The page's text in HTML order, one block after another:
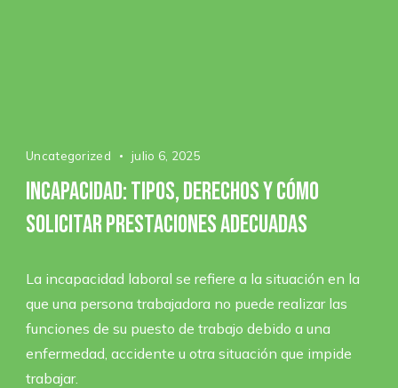
Uncategorized julio 6, 2025
Incapacidad: tipos, derechos y cómo
solicitar prestaciones adecuadas
La incapacidad laboral se refiere a la situación en la
que una persona trabajadora no puede realizar las
funciones de su puesto de trabajo debido a una
enfermedad, accidente u otra situación que impide
trabajar.